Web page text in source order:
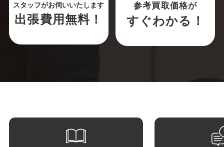
スタッフがお伺いいたします
出張費用無料！
参考買取価格が
すぐわかる！